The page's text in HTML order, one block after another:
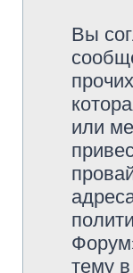
Вы
или
тему